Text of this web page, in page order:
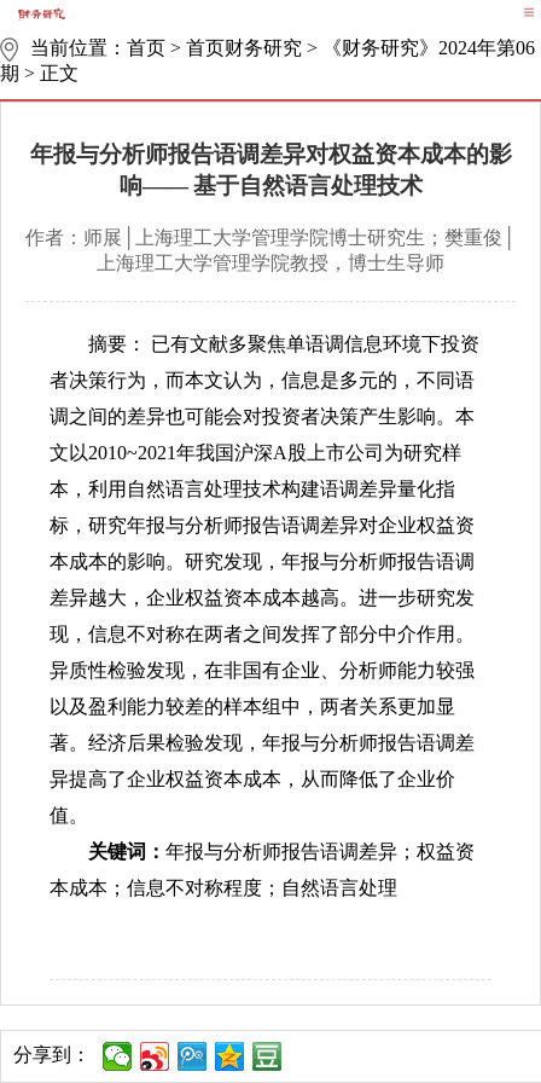
当前位置： 首页 > 首页财务研究 >
《财务研究》2024年第06
期 > 正文
年报与分析师报告语调差异对权益资本成本的影
响—— 基于自然语言处理技术
作者：师展│上海理工大学管理学院博士研究生；樊重俊│
上海理工大学管理学院教授，博士生导师
摘要： 已有文献多聚焦单语调信息环境下投资
者决策行为，而本文认为，信息是多元的，不同语
调之间的差异也可能会对投资者决策产生影响。本
文以2010~2021年我国沪深A股上市公司为研究样
本，利用自然语言处理技术构建语调差异量化指
标，研究年报与分析师报告语调差异对企业权益资
本成本的影响。研究发现，年报与分析师报告语调
差异越大，企业权益资本成本越高。进一步研究发
现，信息不对称在两者之间发挥了部分中介作用。
异质性检验发现，在非国有企业、分析师能力较强
以及盈利能力较差的样本组中，两者关系更加显
著。经济后果检验发现，年报与分析师报告语调差
异提高了企业权益资本成本，从而降低了企业价
值。
关键词： 年报与分析师报告语调差异；权益资
本成本；信息不对称程度；自然语言处理
分享到：